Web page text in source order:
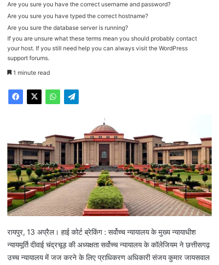
Are you sure you have the correct username and password?
Are you sure you have typed the correct hostname?
Are you sure the database server is running?
If you are unsure what these terms mean you should probably contact
your host. If you still need help you can always visit the WordPress
support forums.
1 minute read
रायपुर, 13 अप्रैल। हाई कोर्ट ब्रेकिंग : सर्वोच्च न्यायालय के मुख्य न्यायाधीश
न्यायमूर्ति दीवाई चंद्रचूड़ की अध्यक्षता सर्वोच्च न्यायालय के कॉलेजियम ने छत्तीसगढ़
उच्च न्यायालय में जज करने के लिए प्राधिकरण अधिकारी संजय कुमार जायसवाल